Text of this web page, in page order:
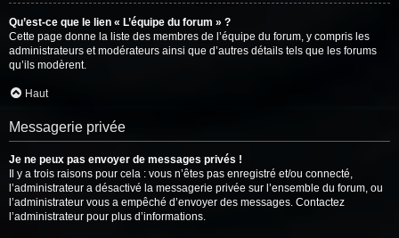
Qu’est-ce que le lien « L’équipe du forum » ?
Cette page donne la liste des membres de l’équipe du forum, y compris les
administrateurs et modérateurs ainsi que d’autres détails tels que les forums
qu’ils modèrent.
Haut
Messagerie privée
Je ne peux pas envoyer de messages privés !
Il y a trois raisons pour cela : vous n’êtes pas enregistré et/ou connecté,
l’administrateur a désactivé la messagerie privée sur l’ensemble du forum, ou
l’administrateur vous a empêché d’envoyer des messages. Contactez
l’administrateur pour plus d’informations.